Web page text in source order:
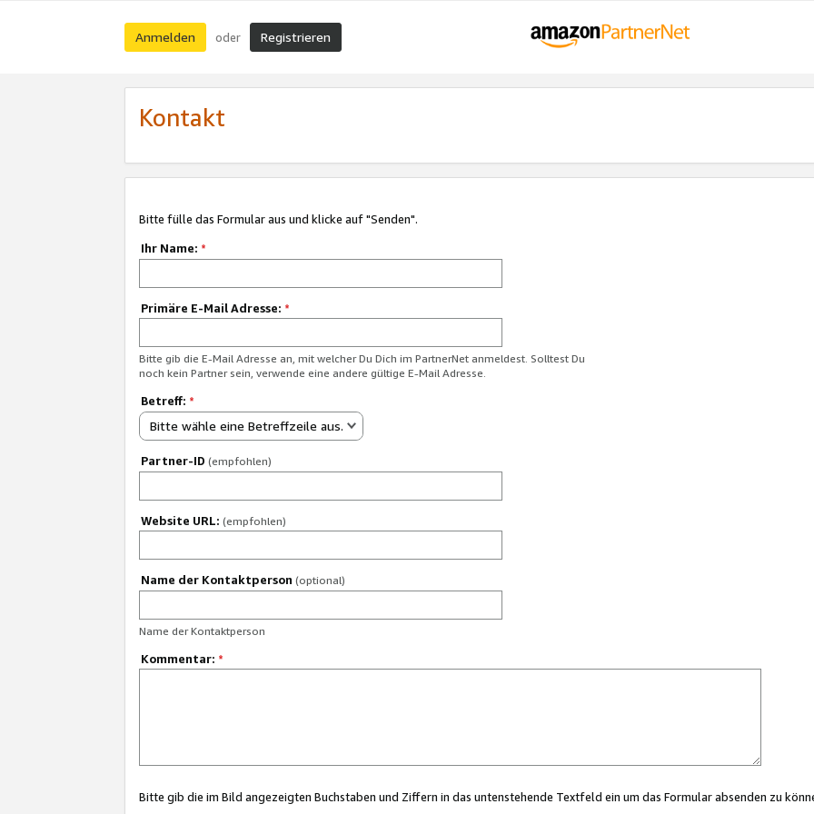
Anmelden oder Registrieren
Kontakt
Bitte fülle das Formular aus und klicke auf "Senden".
Ihr Name: *
Primäre E-Mail Adresse: *
Bitte gib die E-Mail Adresse an, mit welcher Du Dich im PartnerNet anmeldest. Solltest Du
noch kein Partner sein, verwende eine andere gültige E-Mail Adresse.
Betreff: *
Bitte wähle eine Betreffzeile aus.
Partner-ID (empfohlen)
Website URL: (empfohlen)
Name der Kontaktperson (optional)
Name der Kontaktperson
Kommentar: *
Bitte gib die im Bild angezeigten Buchstaben und Ziffern in das untenstehende Textfeld ein um das Formular absenden zu